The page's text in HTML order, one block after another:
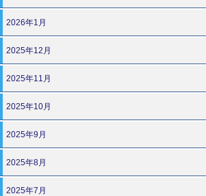
2026年1月
2025年12月
2025年11月
2025年10月
2025年9月
2025年8月
2025年7月